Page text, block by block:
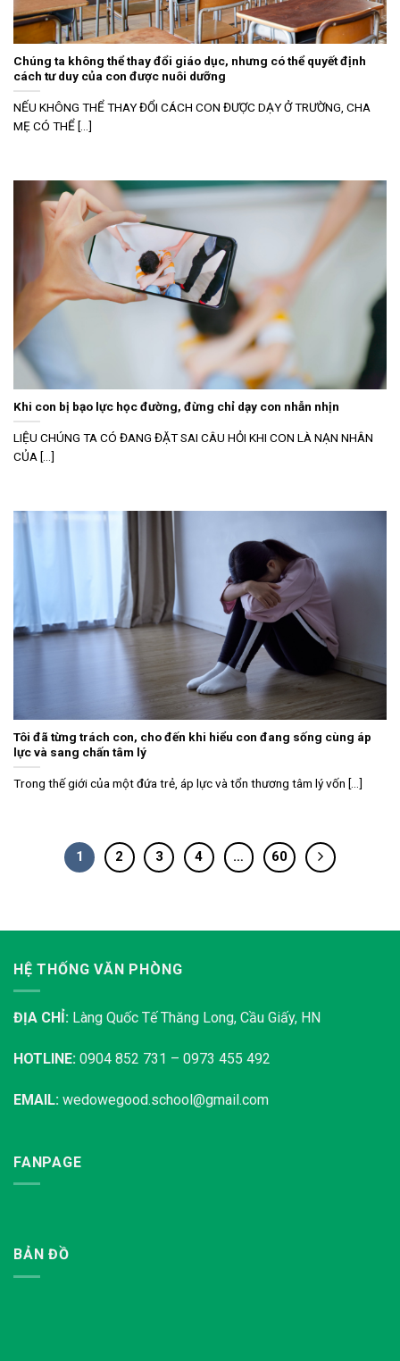
Chúng ta không thể thay đổi giáo dục, nhưng có thể quyết định
cách tư duy của con được nuôi dưỡng
NẾU KHÔNG THỂ THAY ĐỔI CÁCH CON ĐƯỢC DẠY Ở TRƯỜNG, CHA
MẸ CÓ THỂ [...]
Khi con bị bạo lực học đường, đừng chỉ dạy con nhẫn nhịn
LIỆU CHÚNG TA CÓ ĐANG ĐẶT SAI CÂU HỎI KHI CON LÀ NẠN NHÂN
CỦA [...]
Tôi đã từng trách con, cho đến khi hiểu con đang sống cùng áp
lực và sang chấn tâm lý
Trong thế giới của một đứa trẻ, áp lực và tổn thương tâm lý vốn [...]
1 2 3 4 … 60
HỆ THỐNG VĂN PHÒNG
ĐỊA CHỈ: Làng Quốc Tế Thăng Long, Cầu Giấy, HN
HOTLINE: 0904 852 731 – 0973 455 492
EMAIL: wedowegood.school@gmail.com
FANPAGE
BẢN ĐỒ